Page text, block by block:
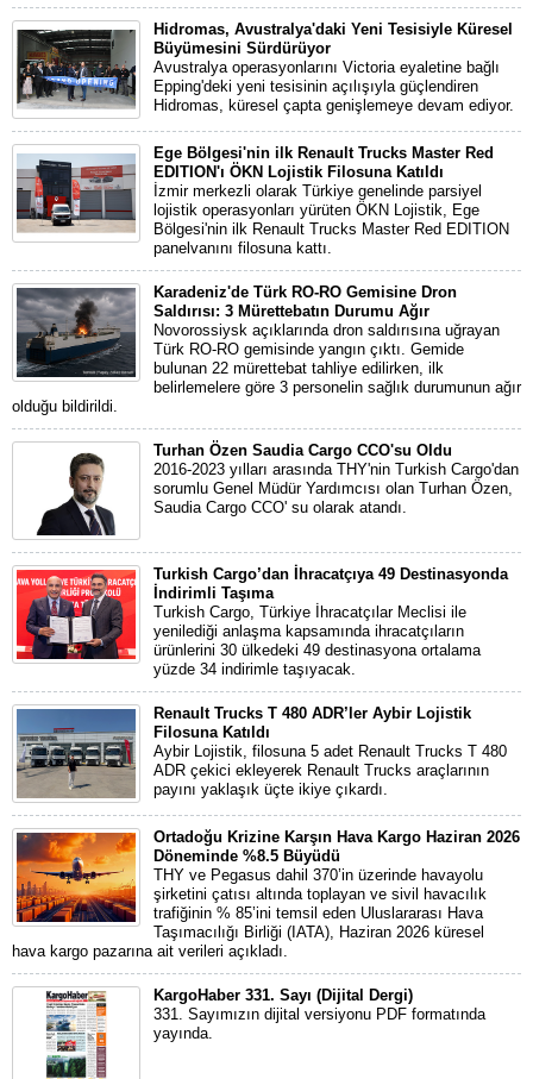
Hidromas, Avustralya'daki Yeni Tesisiyle Küresel
Büyümesini Sürdürüyor
Avustralya operasyonlarını Victoria eyaletine bağlı
Epping'deki yeni tesisinin açılışıyla güçlendiren
Hidromas, küresel çapta genişlemeye devam ediyor.
Ege Bölgesi'nin ilk Renault Trucks Master Red
EDITION'ı ÖKN Lojistik Filosuna Katıldı
İzmir merkezli olarak Türkiye genelinde parsiyel
lojistik operasyonları yürüten ÖKN Lojistik, Ege
Bölgesi'nin ilk Renault Trucks Master Red EDITION
panelvanını filosuna kattı.
Karadeniz'de Türk RO-RO Gemisine Dron
Saldırısı: 3 Mürettebatın Durumu Ağır
Novorossiysk açıklarında dron saldırısına uğrayan
Türk RO-RO gemisinde yangın çıktı. Gemide
bulunan 22 mürettebat tahliye edilirken, ilk
belirlemelere göre 3 personelin sağlık durumunun ağır
olduğu bildirildi.
Turhan Özen Saudia Cargo CCO'su Oldu
2016-2023 yılları arasında THY'nin Turkish Cargo'dan
sorumlu Genel Müdür Yardımcısı olan Turhan Özen,
Saudia Cargo CCO' su olarak atandı.
Turkish Cargo’dan İhracatçıya 49 Destinasyonda
İndirimli Taşıma
Turkish Cargo, Türkiye İhracatçılar Meclisi ile
yenilediği anlaşma kapsamında ihracatçıların
ürünlerini 30 ülkedeki 49 destinasyona ortalama
yüzde 34 indirimle taşıyacak.
Renault Trucks T 480 ADR’ler Aybir Lojistik
Filosuna Katıldı
Aybir Lojistik, filosuna 5 adet Renault Trucks T 480
ADR çekici ekleyerek Renault Trucks araçlarının
payını yaklaşık üçte ikiye çıkardı.
Ortadoğu Krizine Karşın Hava Kargo Haziran 2026
Döneminde %8.5 Büyüdü
THY ve Pegasus dahil 370’in üzerinde havayolu
şirketini çatısı altında toplayan ve sivil havacılık
trafiğinin % 85’ini temsil eden Uluslararası Hava
Taşımacılığı Birliği (IATA), Haziran 2026 küresel
hava kargo pazarına ait verileri açıkladı.
KargoHaber 331. Sayı (Dijital Dergi)
331. Sayımızın dijital versiyonu PDF formatında
yayında.